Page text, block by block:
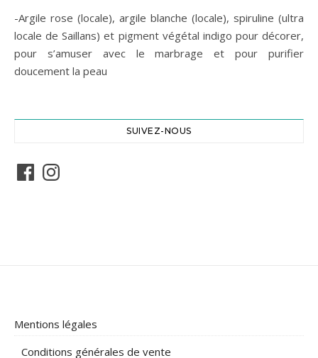
-Argile rose (locale), argile blanche (locale), spiruline (ultra
locale de Saillans) et pigment végétal indigo pour décorer,
pour s’amuser avec le marbrage et pour purifier
doucement la peau
SUIVEZ-NOUS
FacebookInstagram
Mentions légales
Conditions générales de vente